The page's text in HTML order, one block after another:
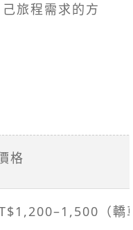
旅程需求的方
格
（轎